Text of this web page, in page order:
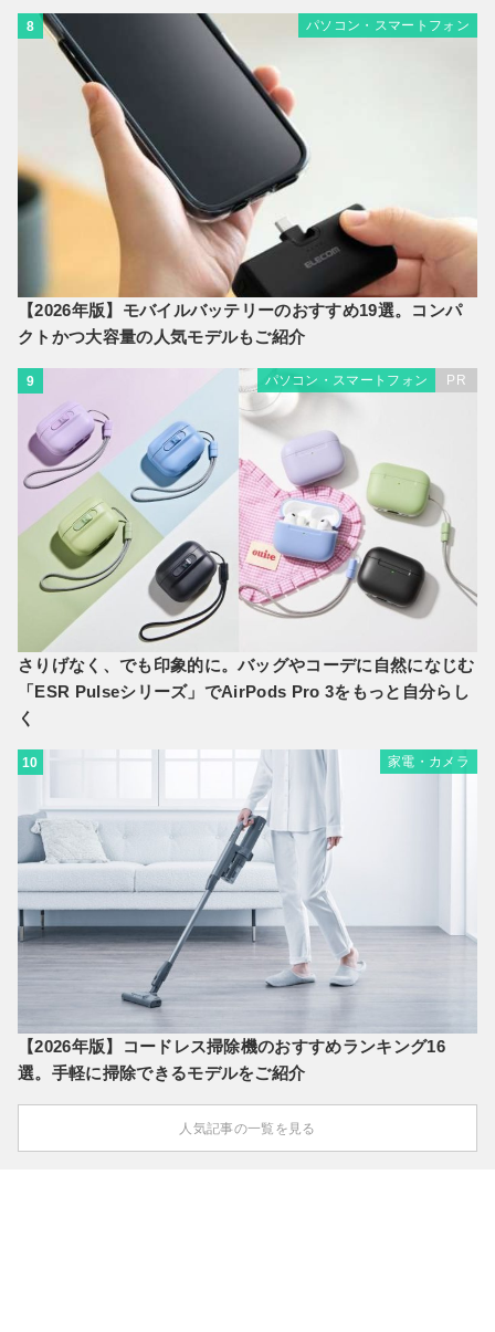
8 パソコン・スマートフォン
【2026年版】モバイルバッテリーのおすすめ19選。コンパ
クトかつ大容量の人気モデルもご紹介
9 パソコン・スマートフォン PR
さりげなく、でも印象的に。バッグやコーデに自然になじむ
「ESR Pulseシリーズ」でAirPods Pro 3をもっと自分らし
く
10 家電・カメラ
【2026年版】コードレス掃除機のおすすめランキング16
選。手軽に掃除できるモデルをご紹介
人気記事の一覧を見る